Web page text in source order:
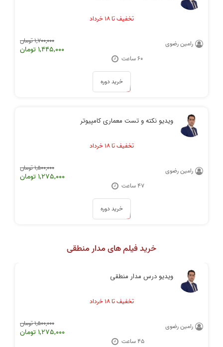
تخفیف تا ۱۸ خرداد
1,700,000 تومان
1,445,000 تومان
رامین رضوی
60 ساعت
خرید دوره
ویدیو نکته و تست معماری کامپیوتر
تخفیف تا ۱۸ خرداد
1,500,000 تومان
1,275,000 تومان
رامین رضوی
۴۷ ساعت
خرید دوره
خرید فیلم های مدار منطقی
ویدیو درس مدار منطقی
تخفیف تا ۱۸ خرداد
1,500,000 تومان
1,275,000 تومان
رامین رضوی
۴۵ ساعت